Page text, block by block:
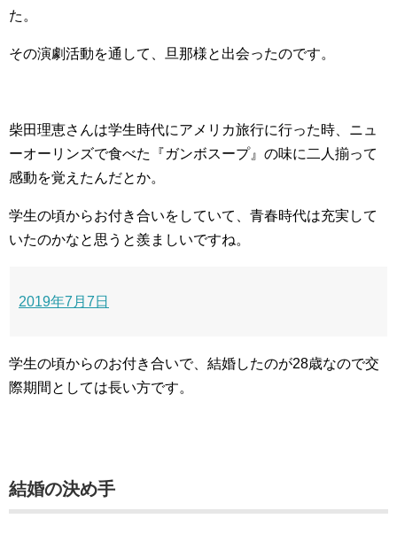
た。
その演劇活動を通して、旦那様と出会ったのです。
柴田理恵さんは学生時代にアメリカ旅行に行った時、ニュ
ーオーリンズで食べた『ガンボスープ』の味に二人揃って
感動を覚えたんだとか。
学生の頃からお付き合いをしていて、青春時代は充実して
いたのかなと思うと羨ましいですね。
2019年7月7日
学生の頃からのお付き合いで、結婚したのが28歳なので交
際期間としては長い方です。
結婚の決め手